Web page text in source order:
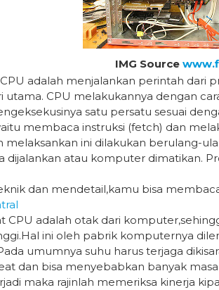
IMG Source
adalah menjalankan perintah dari
utama. CPU melakukannya dengan
satu persatu sesuai
membaca instruksi (fetch) dan
melaksankan ini dilakukan berulang-
dijalankan atau komputer dimatikan.
dan mendetail,kamu bisa
CPU adalah otak dari
ini oleh pabrik komputernya
umumnya suhu harus terjaga
dan bisa menyebabkan banyak
maka rajinlah memeriksa kinerja